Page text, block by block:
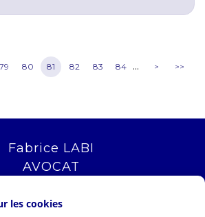
79 80 81 82 83 84 ... > >>
Fabrice LABI
AVOCAT
13006 MARSEILLE
les cookies